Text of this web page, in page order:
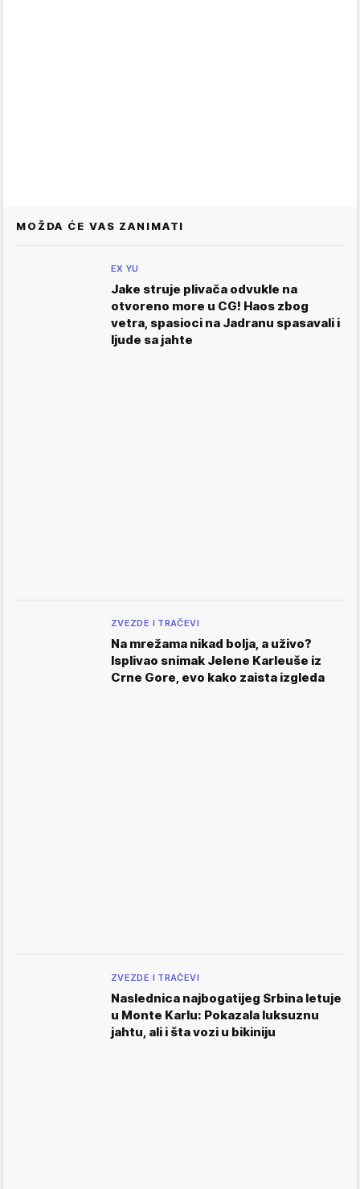
MOŽDA ĆE VAS ZANIMATI
EX YU
Jake struje plivača odvukle na
otvoreno more u CG! Haos zbog
vetra, spasioci na Jadranu spasavali i
ljude sa jahte
ZVEZDE I TRAČEVI
Na mrežama nikad bolja, a uživo?
Isplivao snimak Jelene Karleuše iz
Crne Gore, evo kako zaista izgleda
ZVEZDE I TRAČEVI
Naslednica najbogatijeg Srbina letuje
u Monte Karlu: Pokazala luksuznu
jahtu, ali i šta vozi u bikiniju